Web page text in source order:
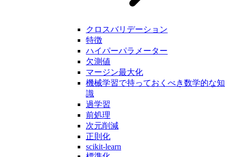
クロスバリデーション
特徴
ハイパーパラメーター
欠測値
マージン最大化
機械学習で持っておくべき数学的な知
識
過学習
前処理
次元削減
正則化
scikit-learn